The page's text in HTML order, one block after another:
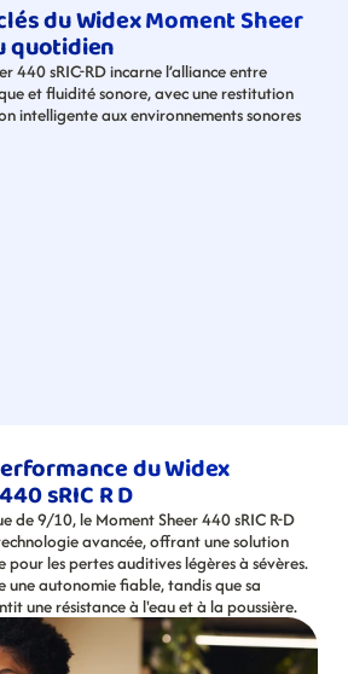
du Widex Moment Sheer
quotidien
440 sRIC-RD incarne l’alliance entre
et fluidité sonore, avec une restitution
intelligente aux environnements sonores
du Widex
sRIC R D
de 9/10, le Moment Sheer 440 sRIC R-D
avancée, offrant une solution
les pertes auditives légères à sévères.
une autonomie fiable, tandis que sa
une résistance à l'eau et à la poussière.